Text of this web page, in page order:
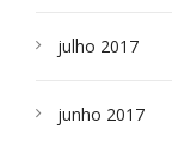
julho 2017
junho 2017